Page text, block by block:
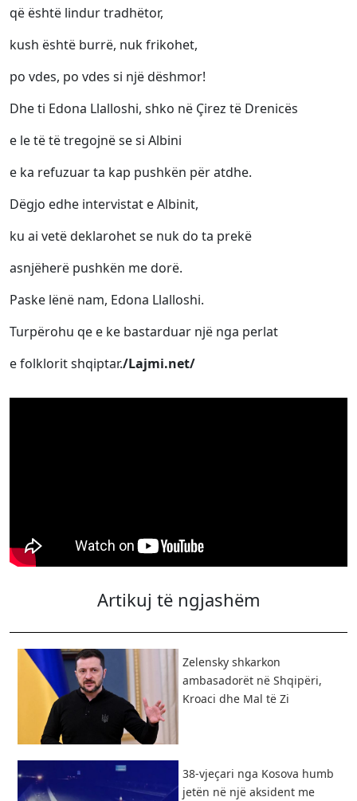
që është lindur tradhëtor,
kush është burrë, nuk frikohet,
po vdes, po vdes si një dëshmor!
Dhe ti Edona Llalloshi, shko në Çirez të Drenicës
e le të të tregojnë se si Albini
e ka refuzuar ta kap pushkën për atdhe.
Dëgjo edhe intervistat e Albinit,
ku ai vetë deklarohet se nuk do ta prekë
asnjëherë pushkën me dorë.
Paske lënë nam, Edona Llalloshi.
Turpërohu qe e ke bastarduar një nga perlat
e folklorit shqiptar./Lajmi.net/
Artikuj të ngjashëm
Zelensky shkarkon
ambasadorët në Shqipëri,
Kroaci dhe Mal të Zi
38-vjeçari nga Kosova humb
jetën në një aksident me